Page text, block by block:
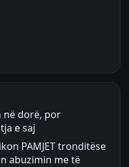
në dorë, por
e saj
PAMJET tronditëse
abuzimin me të